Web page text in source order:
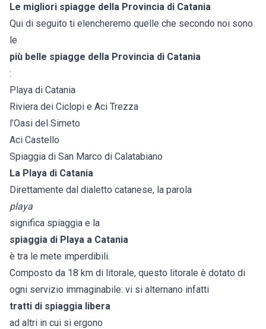
Le migliori spiagge della Provincia di Catania
Qui di seguito ti elencheremo quelle che secondo noi sono
le
più belle spiagge della Provincia di Catania
:
Playa di Catania
Riviera dei Ciclopi e Aci Trezza
l’Oasi del Simeto
Aci Castello
Spiaggia di San Marco di Calatabiano
La Playa di Catania
Direttamente dal dialetto catanese, la parola
playa
significa spiaggia e la
spiaggia di Playa a Catania
è tra le mete imperdibili.
Composto da 18 km di litorale, questo litorale è dotato di
ogni servizio immaginabile: vi si alternano infatti
tratti di spiaggia libera
ad altri in cui si ergono